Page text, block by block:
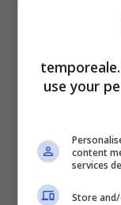
Per Marco
molto difficili
a mancare la
Instagram,
bellissimo
conosce, sa
il privato
use your
content
services
Store